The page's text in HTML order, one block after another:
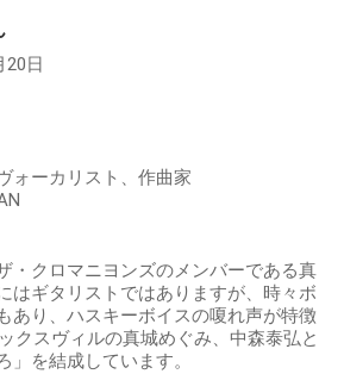
20日
ォーカリスト、作曲家
・クロマニヨンズのメンバーである真
はギタリストではありますが、時々ボ
あり、ハスキーボイスの嗄れ声が特徴
クスヴィルの真城めぐみ、中森泰弘と
」を結成しています。